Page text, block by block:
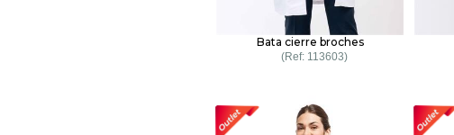
Bata cierre broches
113603